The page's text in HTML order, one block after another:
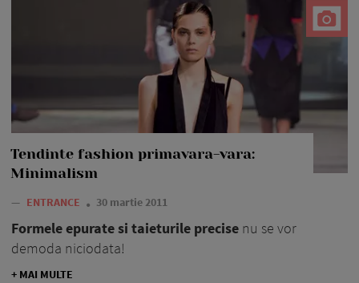
Tendinte fashion primavara-vara:
Minimalism
— ENTRANCE 30 martie 2011
Formele epurate si taieturile precise nu se vor
demoda niciodata!
+ MAI MULTE